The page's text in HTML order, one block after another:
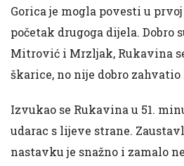
Gorica je mogla povesti u
početak drugoga dijela. Dobro
Mitrović i Mrzljak, Rukavina
škarice, no nije dobro zahvatio
Izvukao se Rukavina u 51.
udarac s lijeve strane.
nastavku je snažno i zamalo